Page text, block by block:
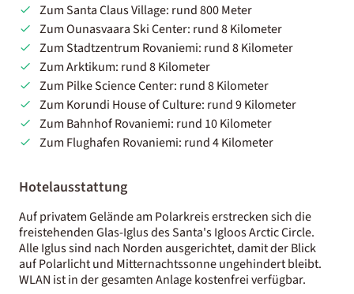
Zum Santa Claus Village: rund 800 Meter
Zum Ounasvaara Ski Center: rund 8 Kilometer
Zum Stadtzentrum Rovaniemi: rund 8 Kilometer
Zum Arktikum: rund 8 Kilometer
Zum Pilke Science Center: rund 8 Kilometer
Zum Korundi House of Culture: rund 9 Kilometer
Zum Bahnhof Rovaniemi: rund 10 Kilometer
Zum Flughafen Rovaniemi: rund 4 Kilometer
Hotelausstattung
Auf privatem Gelände am Polarkreis erstrecken sich die
freistehenden Glas-Iglus des Santa's Igloos Arctic Circle.
Alle Iglus sind nach Norden ausgerichtet, damit der Blick
auf Polarlicht und Mitternachtssonne ungehindert bleibt.
WLAN ist in der gesamten Anlage kostenfrei verfügbar.